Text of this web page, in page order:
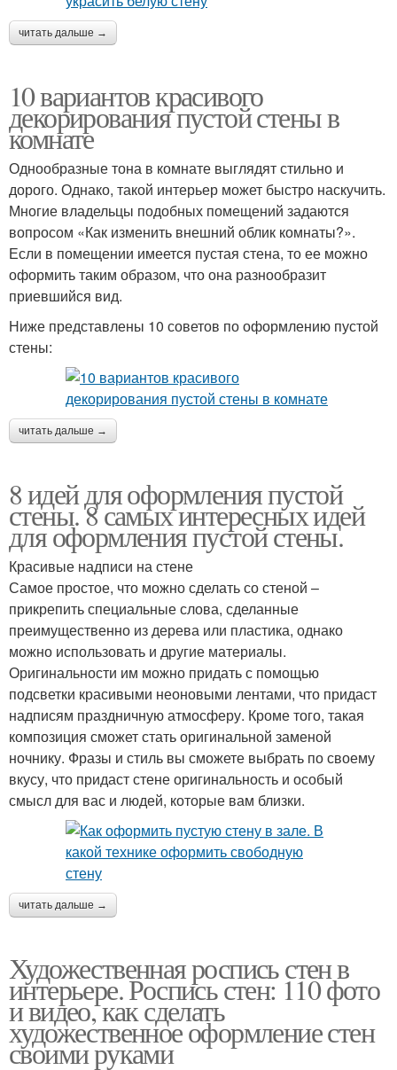
читать дальше →
10 вариантов красивого
декорирования пустой стены в
комнате
Однообразные тона в комнате выглядят стильно и
дорого. Однако, такой интерьер может быстро наскучить.
Многие владельцы подобных помещений задаются
вопросом «Как изменить внешний облик комнаты?».
Если в помещении имеется пустая стена, то ее можно
оформить таким образом, что она разнообразит
приевшийся вид.
Ниже представлены 10 советов по оформлению пустой
стены:
читать дальше →
8 идей для оформления пустой
стены. 8 самых интересных идей
для оформления пустой стены.
Красивые надписи на стене
Самое простое, что можно сделать со стеной –
прикрепить специальные слова, сделанные
преимущественно из дерева или пластика, однако
можно использовать и другие материалы.
Оригинальности им можно придать с помощью
подсветки красивыми неоновыми лентами, что придаст
надписям праздничную атмосферу. Кроме того, такая
композиция сможет стать оригинальной заменой
ночнику. Фразы и стиль вы сможете выбрать по своему
вкусу, что придаст стене оригинальность и особый
смысл для вас и людей, которые вам близки.
читать дальше →
Художественная роспись стен в
интерьере. Роспись стен: 110 фото
и видео, как сделать
художественное оформление стен
своими руками